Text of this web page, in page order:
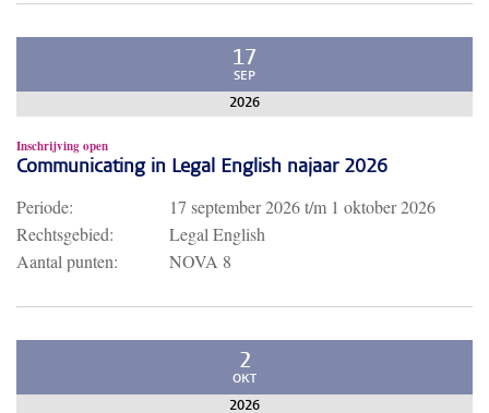
17
SEP
2026
Inschrijving open
Communicating in Legal English najaar 2026
Periode: 17 september 2026t/m 1 oktober 2026
Rechtsgebied:
Legal English
Aantal punten:
NOVA 8
2
OKT
2026